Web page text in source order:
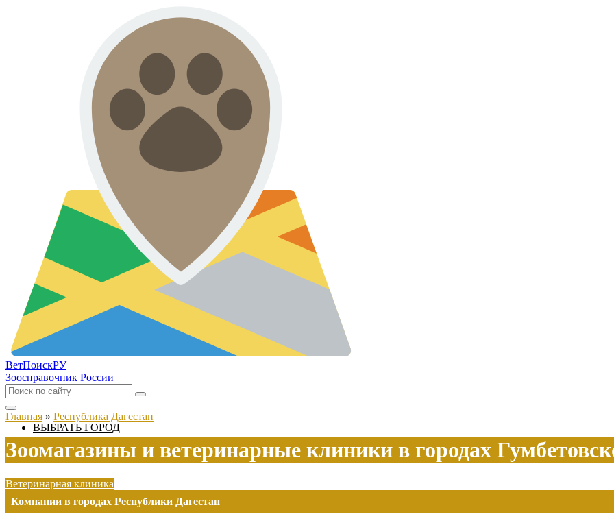
ВетПоискРУ
Зоосправочник России
ВЫБРАТЬ ГОРОД
Главная » Республика Дагестан
Зоомагазины и ветеринарные клиники в городах
Ветеринарная клиника
Компании в городах Республики Дагестан